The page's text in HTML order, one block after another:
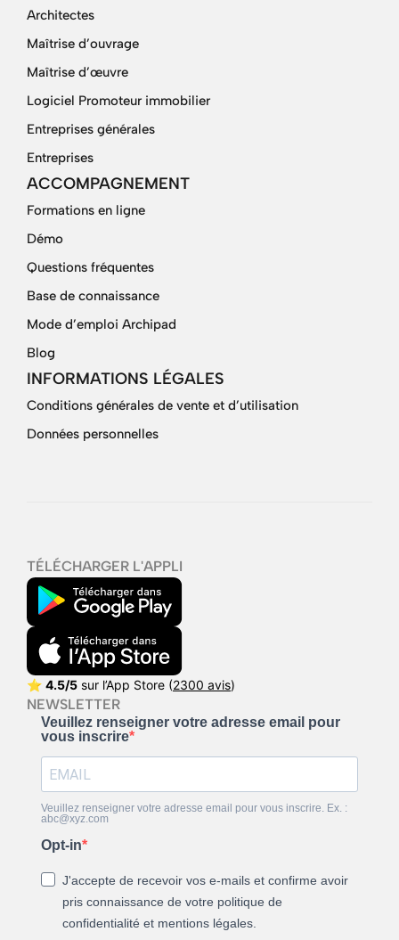
Architectes
Maîtrise d’ouvrage
Maîtrise d’œuvre
Logiciel Promoteur immobilier
Entreprises générales
Entreprises
ACCOMPAGNEMENT
Formations en ligne
Démo
Questions fréquentes
Base de connaissance
Mode d’emploi Archipad
Blog
INFORMATIONS LÉGALES
Conditions générales de vente et d’utilisation
Données personnelles
TÉLÉCHARGER L'APPLI
⭐ 4.5/5 sur l’App Store (2300 avis)
NEWSLETTER
Veuillez renseigner votre adresse email pour
vous inscrire
Veuillez renseigner votre adresse email pour vous inscrire. Ex. :
abc@xyz.com
Opt-in
J'accepte de recevoir vos e-mails et confirme avoir
pris connaissance de votre politique de
confidentialité et mentions légales.